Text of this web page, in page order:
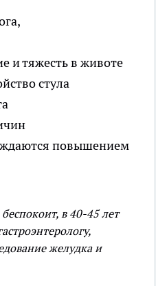
и тяжесть в животе
стула
повышением
в 40-45 лет
желудка и